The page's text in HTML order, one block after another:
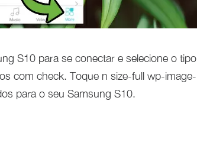
S10 para se conectar e selecione o tipo
com check. Toque n size-full wp-image-
para o seu Samsung S10.